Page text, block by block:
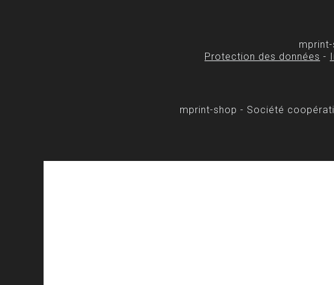
Protection des données -
mprint-shop - Société